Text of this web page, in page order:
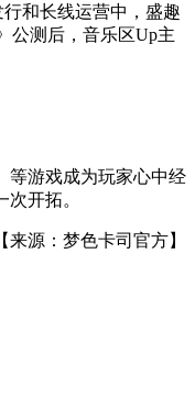
和长线运营中，盛趣
公测后，音乐区Up主
等游戏成为玩家心中经
开拓。
【来源：梦色卡司官方】